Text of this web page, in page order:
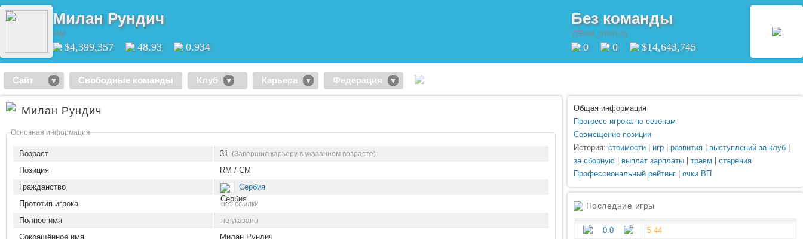
Милан Рундич
RM
$4,399,357 48.93 0.934
Без команды
{TEAM_STATUS}
0 0 $14,643,745
Сайт Свободные команды Клуб Карьера Федерация
Милан Рундич
Основная информация
Возраст 31 (Завершил карьеру в указанном возрасте)
Позиция
RM / CM
Гражданство
Сербия
Прототип игрока
нет ссылки
Полное имя не указано
Сокращённое имя
Милан Рундич
Общая информация
Прогресс игрока по сезонам
Совмещение позиции
История: стоимости игр развития выступлений за клуб
за сборную
выплат зарплаты травм
старения
Профессиональный рейтинг
очки ВП
Последние игры
0:0
5.44